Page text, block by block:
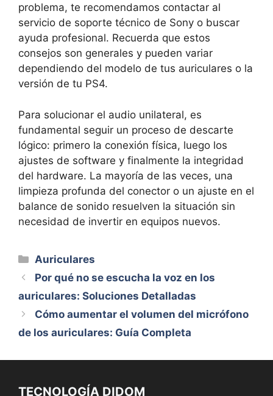
problema, te recomendamos contactar al
servicio de soporte técnico de Sony o buscar
ayuda profesional. Recuerda que estos
consejos son generales y pueden variar
dependiendo del modelo de tus auriculares o la
versión de tu PS4.
Para solucionar el audio unilateral, es
fundamental seguir un proceso de descarte
lógico: primero la conexión física, luego los
ajustes de software y finalmente la integridad
del hardware. La mayoría de las veces, una
limpieza profunda del conector o un ajuste en el
balance de sonido resuelven la situación sin
necesidad de invertir en equipos nuevos.
Categorías
Auriculares
Por qué no se escucha la voz en los
auriculares: Soluciones Detalladas
Cómo aumentar el volumen del micrófono
de los auriculares: Guía Completa
TECNOLOGÍA DIDOM